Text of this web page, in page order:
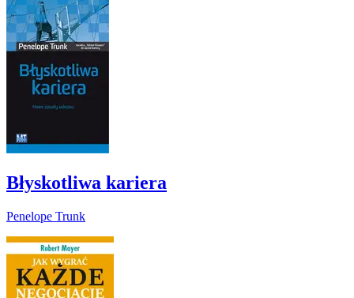
Błyskotliwa kariera
Penelope Trunk